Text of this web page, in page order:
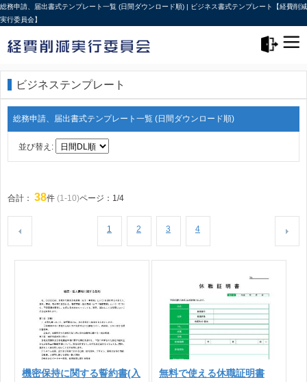
総務申請、届出書式テンプレート一覧 (日間ダウンロード順) | ビジネス書式テンプレート【経費削減
実行委員会】
ビジネステンプレート
総務申請、届出書式テンプレート一覧 (日間ダウンロード順)
並び替え:
合計： 38件 (1-10)ページ：1/4
1 2 3 4
機密保持に関する誓約書(入
無料で使える休職証明書